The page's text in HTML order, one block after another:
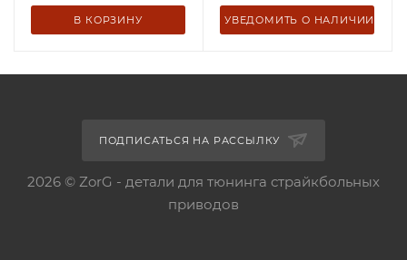
В КОРЗИНУ УВЕДОМИТЬ О НАЛИЧИИ
ПОДПИСАТЬСЯ НА РАССЫЛКУ
2026 © ZorG - детали для тюнинга страйкбольных
приводов